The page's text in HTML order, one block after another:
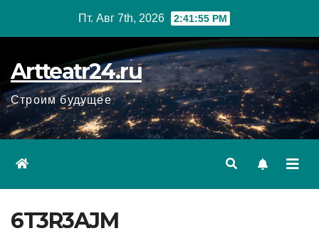
Пт. Авг 7th, 2026 2:41:56 PM
Artteatr24.ru
Строим будущее
6T3R3AJM